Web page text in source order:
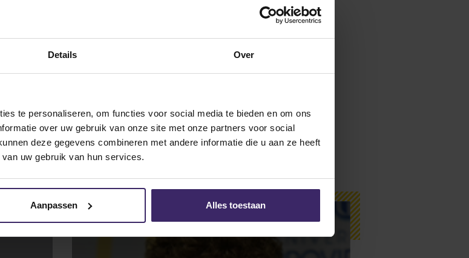
Details Over
te personaliseren, om functies voor social media te bieden en om ons
over uw gebruik van onze site met onze partners voor social
deze gegevens combineren met andere informatie die u aan ze heeft
uw gebruik van hun services.
Aanpassen Alles toestaan
23